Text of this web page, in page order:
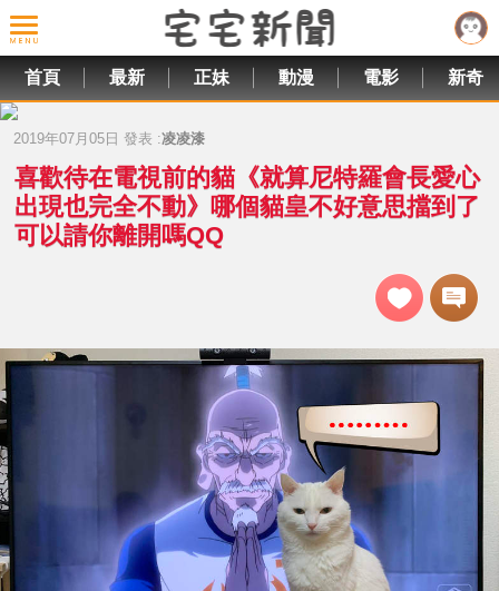
首頁 最新 正妹 動漫 電影 新奇
2019年07月05日 發表 :凌凌漆
喜歡待在電視前的貓《就算尼特羅會長愛心
出現也完全不動》哪個貓皇不好意思擋到了
可以請你離開嗎QQ